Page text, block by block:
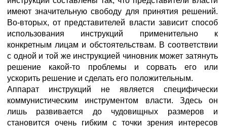
имеют значительную свободу для принятия решений.
Во-вторых, от представителей власти зависит способ
использования инструкций применительно к
конкретным лицам и обстоятельствам. В соответствии
с одной и той же инструкцией чиновник может затянуть
решение какой-то проблемы и сорвать его или
ускорить решение и сделать его положительным.
Аппарат инструкций не является специфически
коммунистическим инструментом власти. Здесь он
лишь развивается до чудовищных размеров и
становится очень гибким с точки зрения интересов